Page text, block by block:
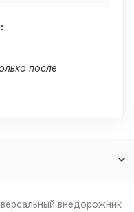
после
внедорожник